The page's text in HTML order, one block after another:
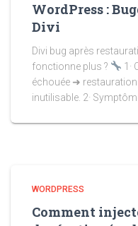
WordPress :
Divi
Divi bug après
fonctionne plus ?
1·
échouée ➜
inutilisable. 2·
WORDPRESS
Comment